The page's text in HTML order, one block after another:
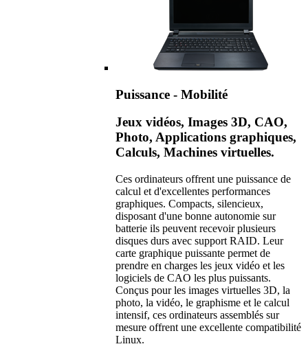
Puissance - Mobilité
Jeux vidéos, Images 3D, CAO,
Photo, Applications graphiques,
Calculs, Machines virtuelles.
Ces ordinateurs offrent une puissance de
calcul et d'excellentes performances
graphiques. Compacts, silencieux,
disposant d'une bonne autonomie sur
batterie ils peuvent recevoir plusieurs
disques durs avec support RAID. Leur
carte graphique puissante permet de
prendre en charges les jeux vidéo et les
logiciels de CAO les plus puissants.
Conçus pour les images virtuelles 3D, la
photo, la vidéo, le graphisme et le calcul
intensif, ces ordinateurs assemblés sur
mesure offrent une excellente compatibilité
Linux.